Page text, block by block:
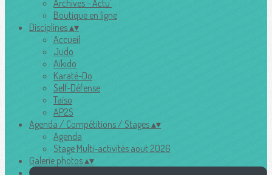
Archives - Actu'
Boutique en ligne
Disciplines▴▾
Accueil
Judo
Aïkido
Karaté-Do
Self-Défense
Taïso
AP2S
Agenda / Compétitions / Stages▴▾
Agenda
Stage Multi-activités aout 2026
Galerie photos▴▾